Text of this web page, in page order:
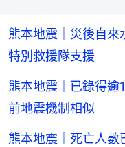
熊本地震｜災後自
特別救援隊支援
熊本地震｜已錄得
前地震機制相似
熊本地震｜死亡人